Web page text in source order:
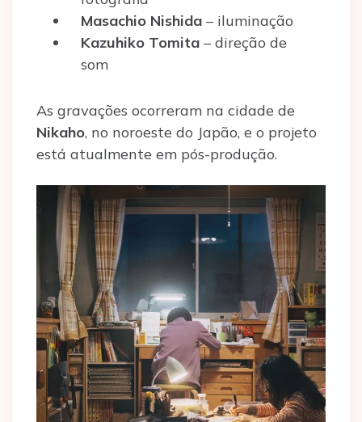
Masachio Nishida – iluminação
Kazuhiko Tomita – direção de
som
As gravações ocorreram na cidade de
Nikaho, no noroeste do Japão, e o projeto
está atualmente em pós-produção.